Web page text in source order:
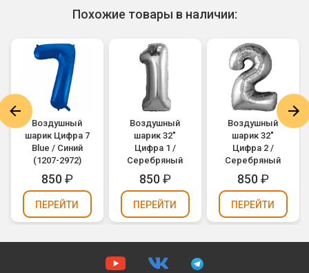
Похожие товары в наличии:
Воздушный
шарик Цифра 7
Blue / Синий
(1207-2972)
850₽
ПЕРЕЙТИ
Воздушный
шарик 32"
Цифра 1 /
Серебряный
850₽
ПЕРЕЙТИ
Воздушный
шарик 32"
Цифра 2 /
Серебряный
850₽
ПЕРЕЙТИ